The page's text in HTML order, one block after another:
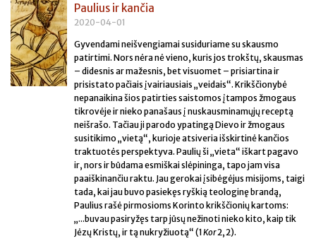
Paulius ir kančia
2020-04-01
Gyvendami neišvengiamai susiduriame su skausmo
patirtimi. Nors nėra nė vieno, kuris jos trokštų, skausmas
– didesnis ar mažesnis, bet visuomet – prisiartina ir
prisistato pačiais įvairiausiais „veidais“. Krikščionybė
nepanaikina šios patirties saistomos įtampos žmogaus
tikrovėje ir nieko panašaus į nuskausminamųjų receptą
neišrašo. Tačiau ji parodo ypatingą Dievo ir žmogaus
susitikimo „vietą“, kurioje atsiveria išskirtinė kančios
traktuotės perspektyva. Paulių ši „vieta“ iškart pagavo
ir, nors ir būdama esmiškai slėpininga, tapo jam visa
paaiškinančiu raktu. Jau gerokai įsibėgėjus misijoms, taigi
tada, kai jau buvo pasiekęs ryškią teologinę brandą,
Paulius rašė pirmosioms Korinto krikščionių kartoms:
„...buvau pasiryžęs tarp jūsų nežinoti nieko kito, kaip tik
Jėzų Kristų, ir tą nukryžiuotą“ (1 Kor2, 2).